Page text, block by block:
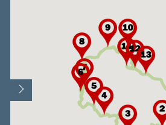
Άνοιγμα/Κλείσιμο υπομνήματος